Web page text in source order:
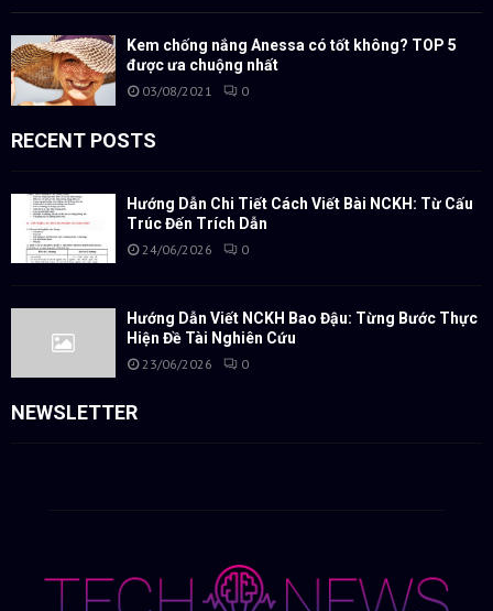
Kem chống nắng Anessa có tốt không? TOP 5
được ưa chuộng nhất
03/08/2021 0
RECENT POSTS
Hướng Dẫn Chi Tiết Cách Viết Bài NCKH: Từ Cấu
Trúc Đến Trích Dẫn
24/06/2026 0
Hướng Dẫn Viết NCKH Bao Đậu: Từng Bước Thực
Hiện Đề Tài Nghiên Cứu
23/06/2026 0
NEWSLETTER